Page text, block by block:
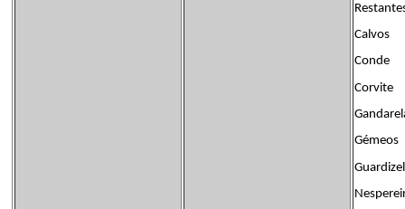
Calvos
Conde
Corvite
Gémeos